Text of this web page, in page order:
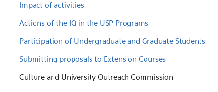
Impact of activities
Actions of the IQ in the USP Programs
Participation of Undergraduate and Graduate Students
Submitting proposals to Extension Courses
Culture and University Outreach Commission